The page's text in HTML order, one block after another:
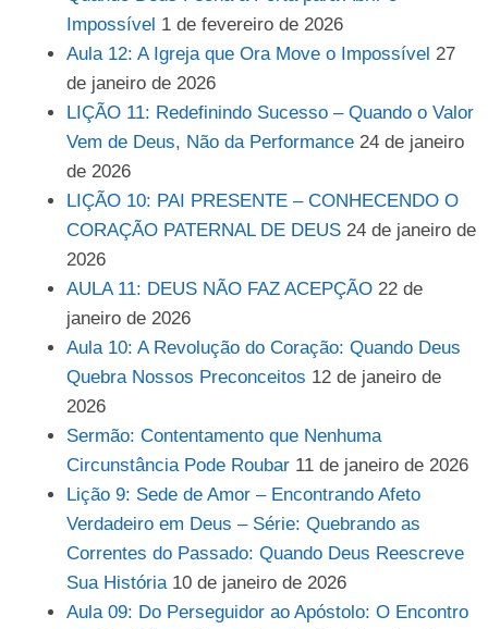
Impossível 1 de fevereiro de 2026
Aula 12: A Igreja que Ora Move o Impossível 27
de janeiro de 2026
LIÇÃO 11: Redefinindo Sucesso – Quando o Valor
Vem de Deus, Não da Performance 24 de janeiro
de 2026
LIÇÃO 10: PAI PRESENTE – CONHECENDO O
CORAÇÃO PATERNAL DE DEUS 24 de janeiro de
2026
AULA 11: DEUS NÃO FAZ ACEPÇÃO 22 de
janeiro de 2026
Aula 10: A Revolução do Coração: Quando Deus
Quebra Nossos Preconceitos 12 de janeiro de
2026
Sermão: Contentamento que Nenhuma
Circunstância Pode Roubar 11 de janeiro de 2026
Lição 9: Sede de Amor – Encontrando Afeto
Verdadeiro em Deus – Série: Quebrando as
Correntes do Passado: Quando Deus Reescreve
Sua História 10 de janeiro de 2026
Aula 09: Do Perseguidor ao Apóstolo: O Encontro